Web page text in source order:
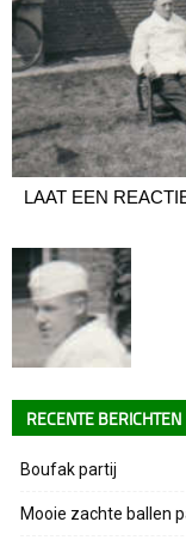
LAAT EEN
RECENTE BERICHTEN
Boufak partij
Mooie zachte ballen